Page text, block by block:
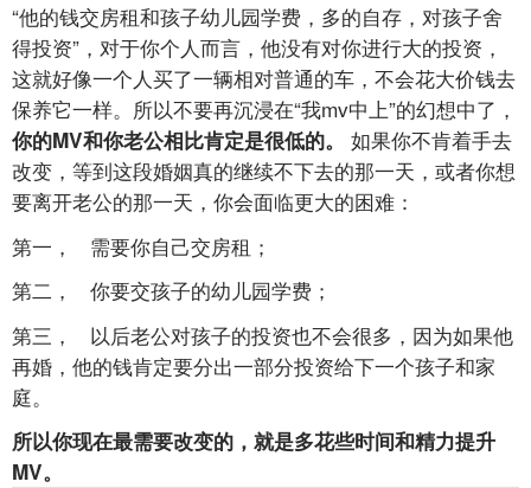
“他的钱交房租和孩子幼儿园学费，多的自存，对孩子舍
得投资”，对于你个人而言，他没有对你进行大的投资，
这就好像一个人买了一辆相对普通的车，不会花大价钱去
保养它一样。所以不要再沉浸在“我mv中上”的幻想中了，
你的MV和你老公相比肯定是很低的。 如果你不肯着手去
改变，等到这段婚姻真的继续不下去的那一天，或者你想
要离开老公的那一天，你会面临更大的困难：
第一， 需要你自己交房租；
第二， 你要交孩子的幼儿园学费；
第三， 以后老公对孩子的投资也不会很多，因为如果他
再婚，他的钱肯定要分出一部分投资给下一个孩子和家
庭。
所以你现在最需要改变的，就是多花些时间和精力提升
MV。